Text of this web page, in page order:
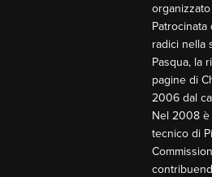
radici nella
Pasqua, la
pagine di
2006 dal
Nel 2008 è
tecnico di